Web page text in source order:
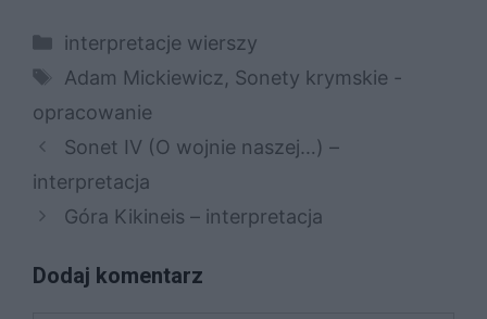
Kategorie
interpretacje wierszy
Tagi
Adam Mickiewicz, Sonety krymskie -
opracowanie
Sonet IV (O wojnie naszej…) –
interpretacja
Góra Kikineis – interpretacja
Dodaj komentarz